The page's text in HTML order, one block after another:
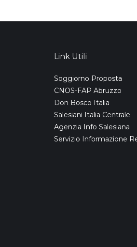
Link Utili
Soggiorno Proposta
CNOS-FAP Abruzzo
Don Bosco Italia
Salesiani Italia Centrale
Agenzia Info Salesiana
Servizio Informazione